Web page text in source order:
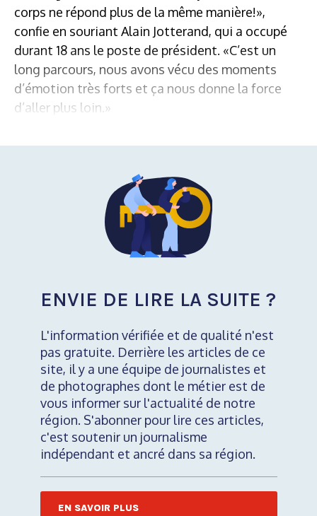
corps ne répond plus de la même manière!»,
confie en souriant Alain Jotterand, qui a occupé
durant 18 ans le poste de président. «C’est un
long parcours, nous avons vécu des moments
d’émotion très forts et ça nous donne la force
d’aller plus loin.»
ENVIE DE LIRE LA SUITE ?
L'information vérifiée et de qualité n'est
pas gratuite. Derrière les articles de ce
site, il y a une équipe de journalistes et
de photographes dont le métier est de
vous informer sur l'actualité de notre
région. S'abonner pour lire ces articles,
c'est soutenir un journalisme
indépendant et ancré dans sa région.
EN SAVOIR PLUS